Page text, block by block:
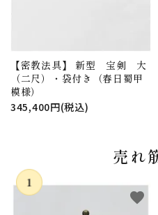
【密教法具】 新型 宝剣 大
（二尺）・袋付き（春日蜀甲
模様）
345,400円(税込)
売れ
favorite